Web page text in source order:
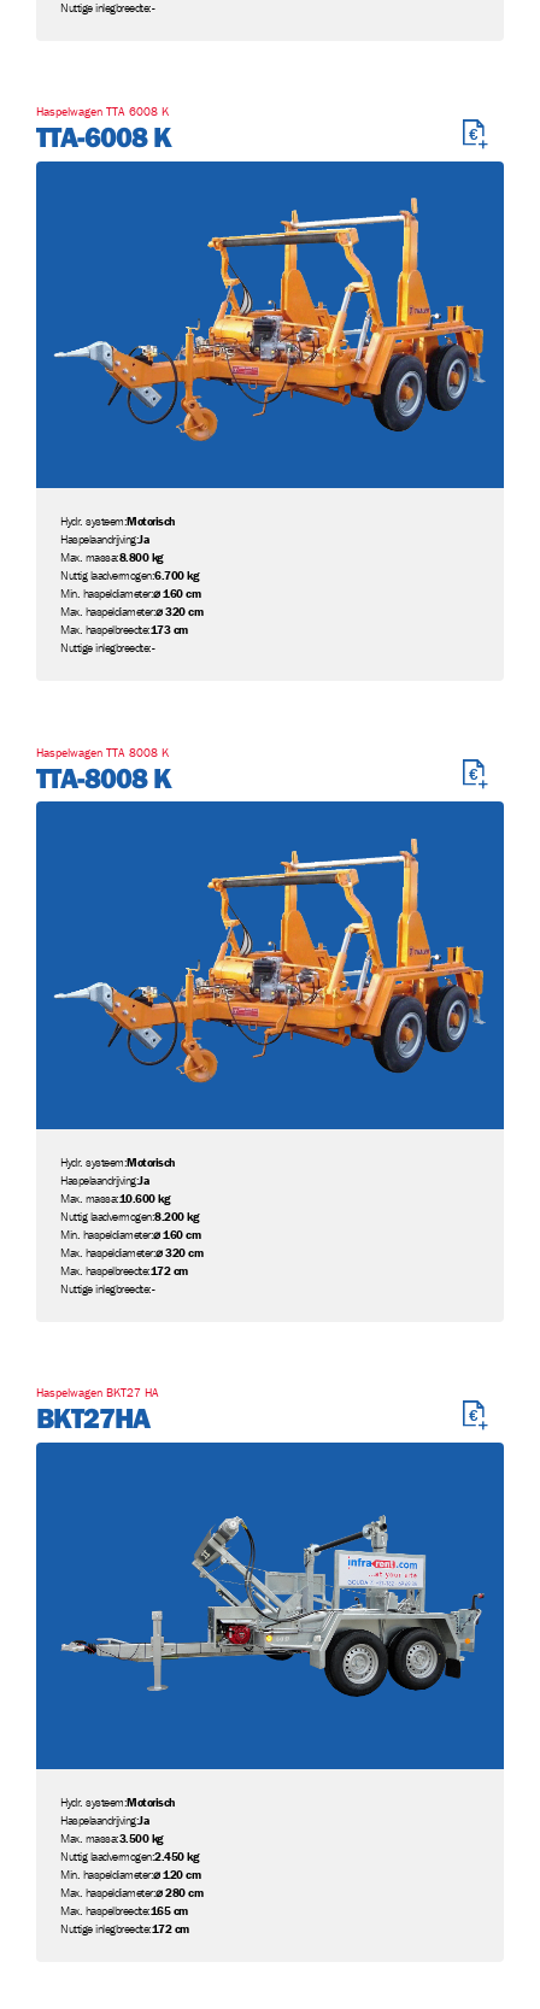
Nuttige inlegbreedte:-
Haspelwagen TTA 6008 K
TTA-6008 K
Hydr. systeem:Motorisch
Haspelaandrijving:Ja
Max. massa:8.800 kg
Nuttig laadvermogen:6.700 kg
Min. haspeldiameter:⌀ 160 cm
Max. haspeldiameter:⌀ 320 cm
Max. haspelbreedte:173 cm
Nuttige inlegbreedte:-
Haspelwagen TTA 8008 K
TTA-8008 K
Hydr. systeem:Motorisch
Haspelaandrijving:Ja
Max. massa:10.600 kg
Nuttig laadvermogen:8.200 kg
Min. haspeldiameter:⌀ 160 cm
Max. haspeldiameter:⌀ 320 cm
Max. haspelbreedte:172 cm
Nuttige inlegbreedte:-
Haspelwagen BKT27 HA
BKT27HA
Hydr. systeem:Motorisch
Haspelaandrijving:Ja
Max. massa:3.500 kg
Nuttig laadvermogen:2.450 kg
Min. haspeldiameter:⌀ 120 cm
Max. haspeldiameter:⌀ 280 cm
Max. haspelbreedte:165 cm
Nuttige inlegbreedte:172 cm